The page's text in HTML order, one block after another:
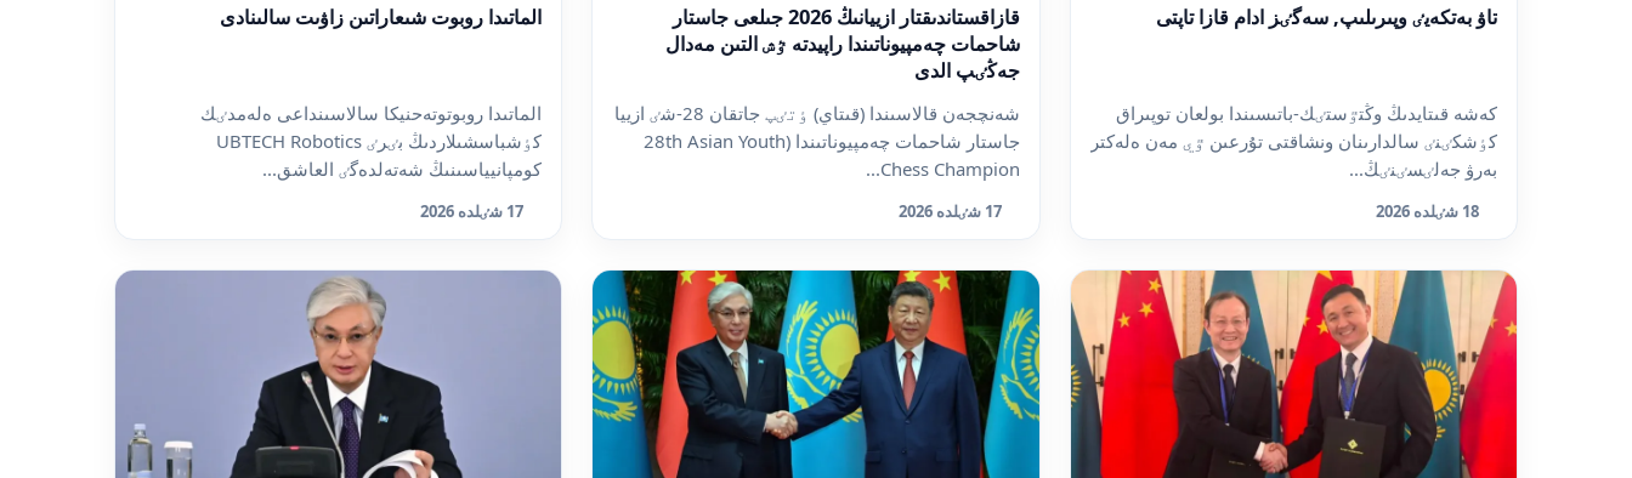
تاۋ بەتكەيٸ وپىرىلىپ, سەگٸز ادام قازا تاپتى
كەشە قىتايدىڭ وڭتٷستٸك-باتىسىندا بولعان توپىراق
كٶشكٸنٸ سالدارىنان ونشاقتى تۇرعىن ٷي مەن ەلەكتر
بەرۋ جەلٸسٸنٸڭ...
18 شٸلدە 2026
قازاقستاندىقتار ازييانىڭ 2026 جىلعى جاستار
شاحمات چەمپيوناتىندا راپيدتە ٷش التىن مەدال
جەڭٸپ الدى
شەنچجەن قالاسىندا (قىتاي) ٶتٸپ جاتقان 28-شٸ ازييا
جاستار شاحمات چەمپيوناتىندا (28th Asian Youth
Chess Champion...
17 شٸلدە 2026
الماتىدا روبوت شىعاراتىن زاۋىت سالىنادى
الماتىدا روبوتوتەحنيكا سالاسىنداعى ەلەمدٸك
كٶشباسشىلاردىڭ بٸرٸ UBTECH Robotics
كومپانيياسىنىڭ شەتەلدەگٸ العاشق...
17 شٸلدە 2026